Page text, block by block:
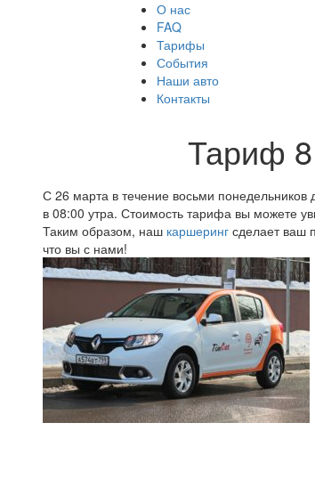
О нас
FAQ
Тарифы
События
Наши авто
Контакты
Тариф
С 26 марта в течение восьми понедельников
в 08:00 утра. Стоимость тарифа вы можете
Таким образом, наш каршеринг сделает ваш
что вы с нами!